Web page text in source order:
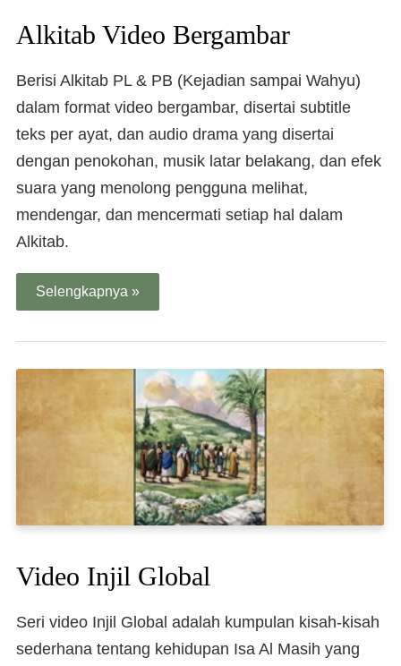
Alkitab Video Bergambar
Berisi Alkitab PL & PB (Kejadian sampai Wahyu)
dalam format video bergambar, disertai subtitle
teks per ayat, dan audio drama yang disertai
dengan penokohan, musik latar belakang, dan efek
suara yang menolong pengguna melihat,
mendengar, dan mencermati setiap hal dalam
Alkitab.
Selengkapnya »
Video Injil Global
Seri video Injil Global adalah kumpulan kisah-kisah
sederhana tentang kehidupan Isa Al Masih yang